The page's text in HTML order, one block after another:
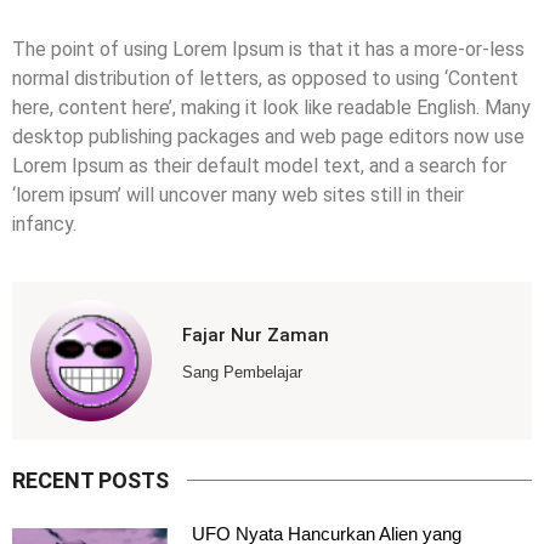
The point of using Lorem Ipsum is that it has a more-or-less
normal distribution of letters, as opposed to using ‘Content
here, content here’, making it look like readable English. Many
desktop publishing packages and web page editors now use
Lorem Ipsum as their default model text, and a search for
‘lorem ipsum’ will uncover many web sites still in their
infancy.
Fajar Nur Zaman
Sang Pembelajar
RECENT POSTS
UFO Nyata Hancurkan Alien yang